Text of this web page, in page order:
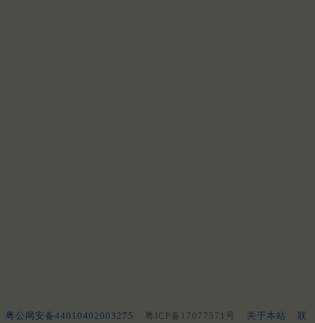
粤公网安备44010402003275 粤ICP备17077571号 关于本站
联